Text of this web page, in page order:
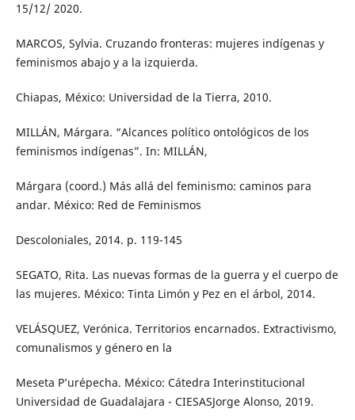
15/12/ 2020.
MARCOS, Sylvia. Cruzando fronteras: mujeres indígenas y
feminismos abajo y a la izquierda.
Chiapas, México: Universidad de la Tierra, 2010.
MILLÁN, Márgara. “Alcances político ontológicos de los
feminismos indígenas”. In: MILLÁN,
Márgara (coord.) Más allá del feminismo: caminos para
andar. México: Red de Feminismos
Descoloniales, 2014. p. 119-145
SEGATO, Rita. Las nuevas formas de la guerra y el cuerpo de
las mujeres. México: Tinta Limón y Pez en el árbol, 2014.
VELÁSQUEZ, Verónica. Territorios encarnados. Extractivismo,
comunalismos y género en la
Meseta P’urépecha. México: Cátedra Interinstitucional
Universidad de Guadalajara - CIESASJorge Alonso, 2019.